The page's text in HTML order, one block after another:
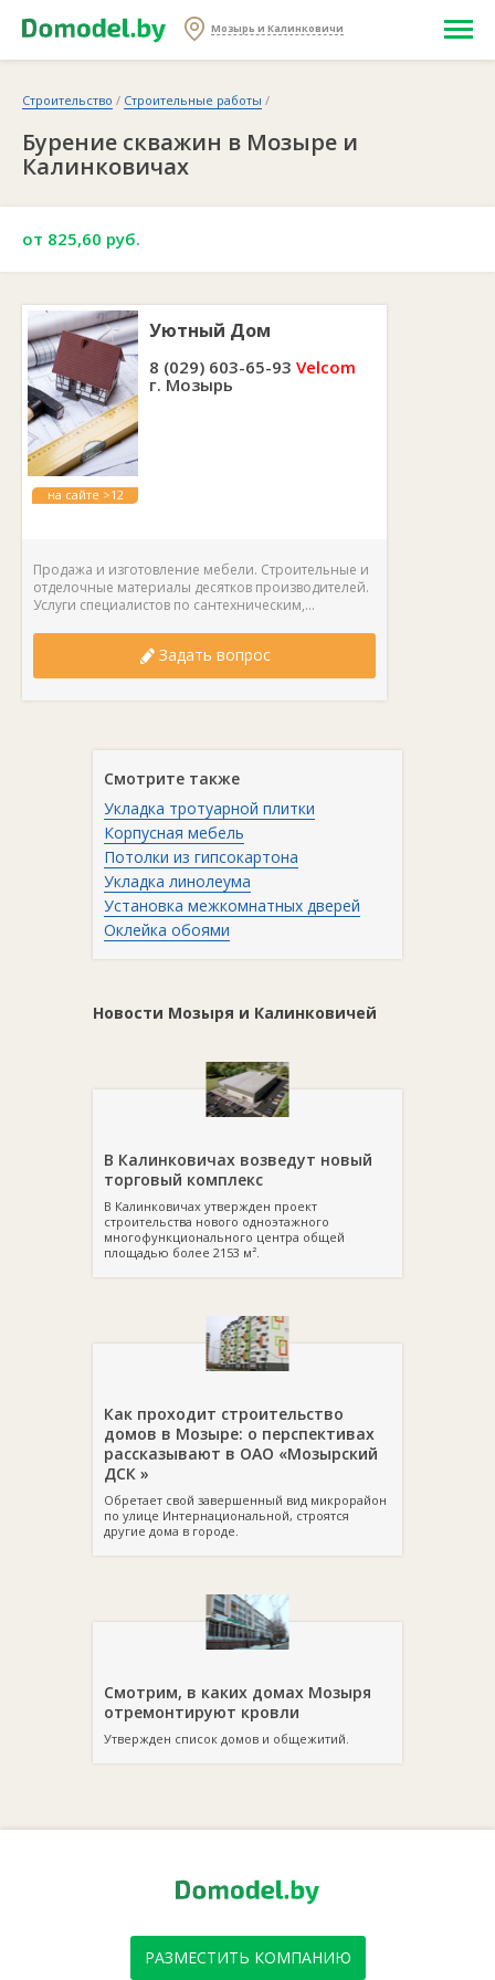
Мозырь и Калинковичи
Строительство / Строительные работы /
Бурение скважин в Мозыре и
Калинковичах
от 825,60 руб.
на сайте >12
Уютный Дом
8 (029) 603-65-93 Velcom
г. Мозырь
Продажа и изготовление мебели. Строительные и
отделочные материалы десятков производителей.
Услуги специалистов по сантехническим,...
Задать вопрос
Смотрите также
Укладка тротуарной плитки
Корпусная мебель
Потолки из гипсокартона
Укладка линолеума
Установка межкомнатных дверей
Оклейка обоями
Новости Мозыря и Калинковичей
В Калинковичах возведут новый
торговый комплекс
В Калинковичах утвержден проект
строительства нового одноэтажного
многофункционального центра общей
площадью более 2153 м².
Как проходит строительство
домов в Мозыре: о перспективах
рассказывают в ОАО «Мозырский
ДСК »
Обретает свой завершенный вид микрорайон
по улице Интернациональной, строятся
другие дома в городе.
Смотрим, в каких домах Мозыря
отремонтируют кровли
Утвержден список домов и общежитий.
РАЗМЕСТИТЬ КОМПАНИЮ